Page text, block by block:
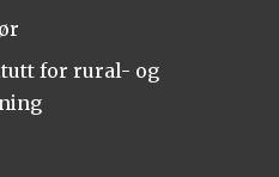
for rural- og